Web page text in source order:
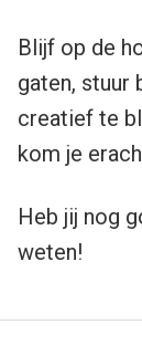
Blijf op de
gaten, stuur
creatief te
kom je
Heb jij nog
weten!